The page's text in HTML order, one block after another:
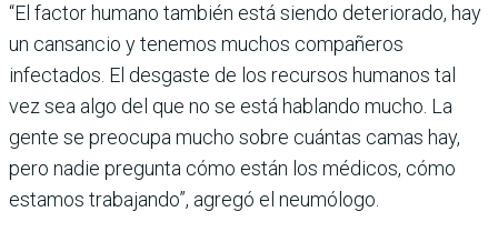
“El factor humano también está siendo deteriorado, hay
un cansancio y tenemos muchos compañeros
infectados. El desgaste de los recursos humanos tal
vez sea algo del que no se está hablando mucho. La
gente se preocupa mucho sobre cuántas camas hay,
pero nadie pregunta cómo están los médicos, cómo
estamos trabajando”, agregó el neumólogo.